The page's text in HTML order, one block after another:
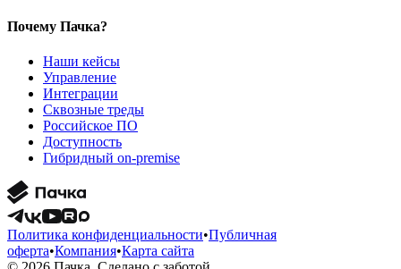
Почему Пачка?
Наши кейсы
Управление
Интеграции
Сквозные треды
Российское ПО
Доступность
Гибридный on-premise
Политика конфиденциальности•Публичная
оферта•Компания•Карта сайта